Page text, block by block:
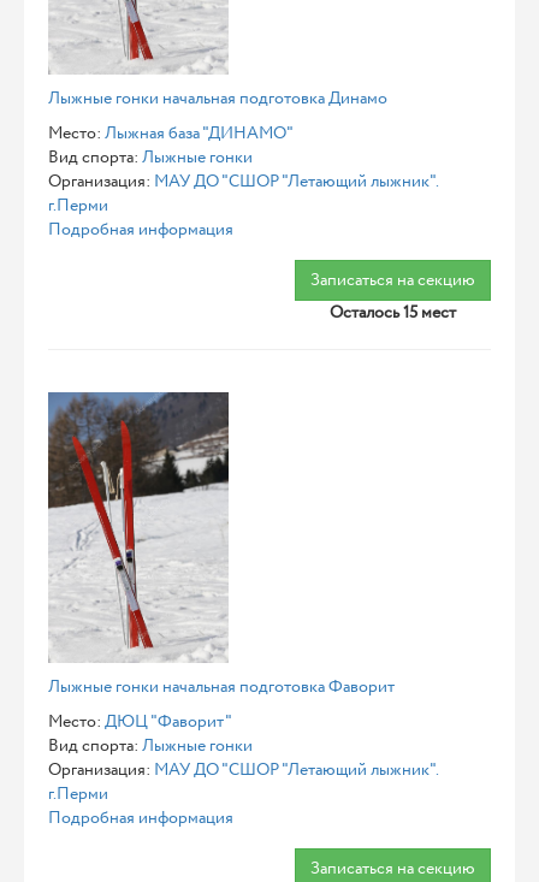
Лыжные гонки начальная подготовка Динамо
Место: Лыжная база "ДИНАМО"
Вид спорта: Лыжные гонки
Организация: МАУ ДО "СШОР "Летающий лыжник".
г.Перми
Подробная информация
Записаться на секцию
Осталось 15 мест
Лыжные гонки начальная подготовка Фаворит
Место: ДЮЦ "Фаворит"
Вид спорта: Лыжные гонки
Организация: МАУ ДО "СШОР "Летающий лыжник".
г.Перми
Подробная информация
Записаться на секцию